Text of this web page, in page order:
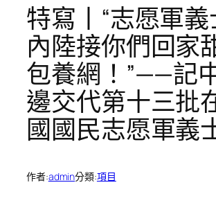
特寫丨“志愿軍義
內陸接你們回家
包養網！”——記
邊交代第十三批
國國民志愿軍義
作者:admin分類:項目